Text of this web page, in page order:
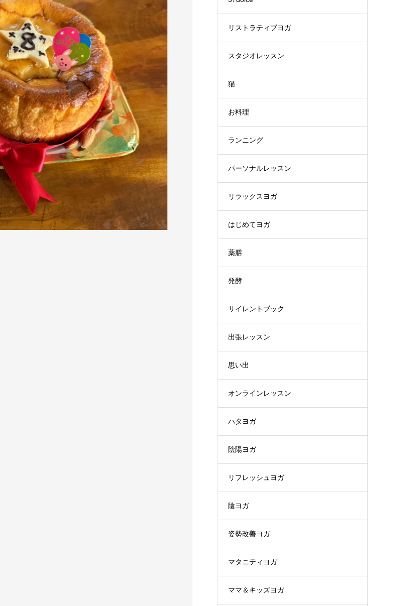
リストラティブヨガ
スタジオレッスン
猫
お料理
ランニング
パーソナルレッスン
リラックスヨガ
はじめてヨガ
薬膳
発酵
サイレントブック
出張レッスン
思い出
オンラインレッスン
ハタヨガ
陰陽ヨガ
リフレッシュヨガ
陰ヨガ
姿勢改善ヨガ
マタニティヨガ
ママ＆キッズヨガ